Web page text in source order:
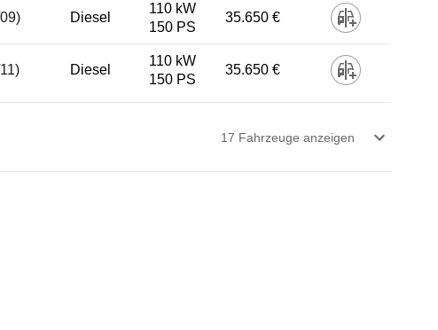
Diesel
110 kW
150 PS
35.650 €
Diesel
110 kW
150 PS
35.650 €
17 Fahrzeuge anzeigen